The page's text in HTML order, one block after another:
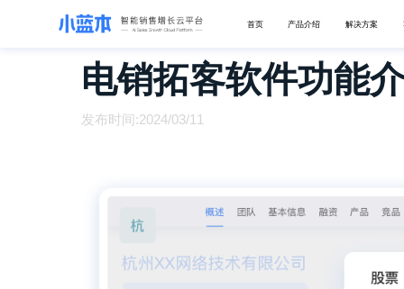
首页 产品介绍 解决方案
电销拓客软件功能
发布时间:2024/03/11